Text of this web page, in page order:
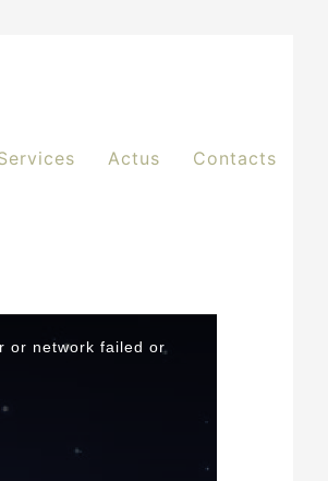
Actus Contacts
or network failed or